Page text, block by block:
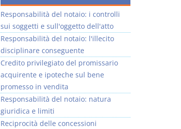
Responsabilità del notaio: i controlli
sui soggetti e sull'oggetto dell'atto
Responsabilità del notaio: l'illecito
disciplinare conseguente
Credito privilegiato del promissario
acquirente e ipoteche sul bene
promesso in vendita
Responsabilità del notaio: natura
giuridica e limiti
Reciprocità delle concessioni